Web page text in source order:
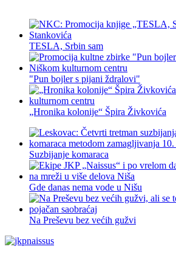
TESLA, Srbin sam
"Pun bojler s pijani ždralovi"
„Hronika kolonije“ Špira Živkovića
Suzbijanje komaraca
Gde danas nema vode u Nišu
Na Preševu bez većih gužvi